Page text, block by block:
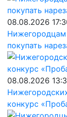
08.08.2026
Нижегородцам
покупать
08.08.2026
конкурс